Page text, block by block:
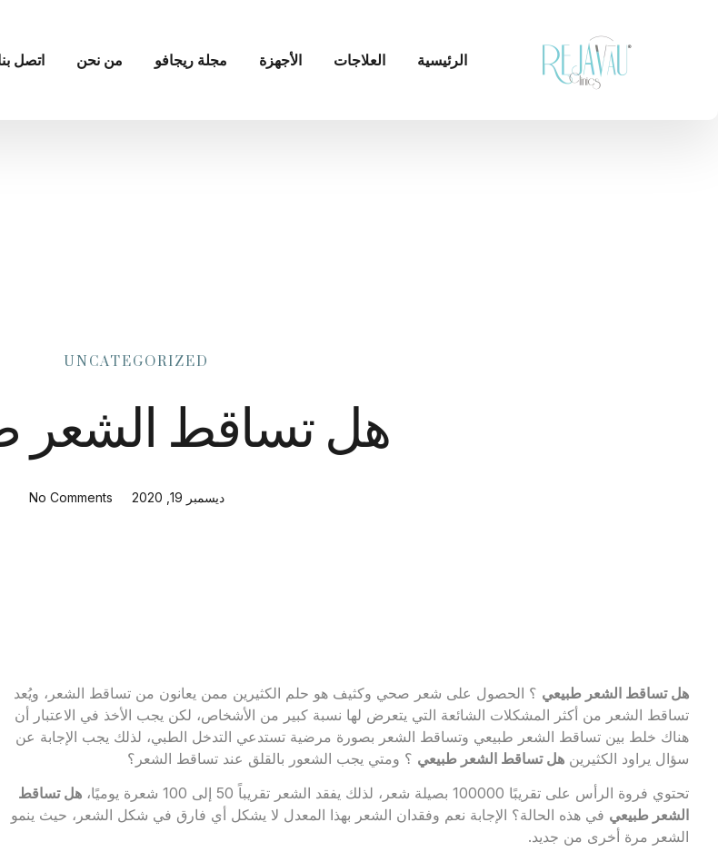
الرئيسية العلاجات الأجهزة مجلة ريجافو من نحن اتصل
UNCATEGORIZED
هل تساقط الشعر
ديسمبر 19, 2020 No Comments
هل تساقط الشعر طبيعي ؟ الحصول على شعر صحي وكثيف هو حلم الكثيرين ممن يعانون من تساقط الشعر، ويُعد
تساقط الشعر من أكثر المشكلات الشائعة التي يتعرض لها نسبة كبير من الأشخاص، لكن يجب الأخذ في الاعتبار أن
هناك خلط بين تساقط الشعر طبيعي وتساقط الشعر بصورة مرضية تستدعي التدخل الطبي، لذلك يجب الإجابة عن
سؤال يراود الكثيرين هل تساقط الشعر طبيعي ؟ ومتي يجب الشعور بالقلق عند تساقط الشعر؟
تحتوي فروة الرأس على تقريبًا 100000 بصيلة شعر، لذلك يفقد الشعر تقريباً 50 إلى 100 شعرة يوميًا،
هل تساقط
الشعر طبيعي في هذه الحالة؟ الإجابة نعم وفقدان الشعر بهذا المعدل لا يشكل أي فارق في شكل الشعر، حيث ينمو
الشعر مرة أخرى من جديد.